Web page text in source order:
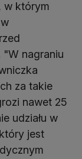
w którym
nagraniu
za takie
nawet 25
udziału w
jest